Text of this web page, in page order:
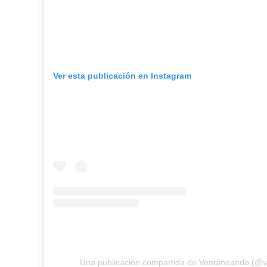
Ver esta publicación en Instagram
Una publicación compartida de Ventaneando